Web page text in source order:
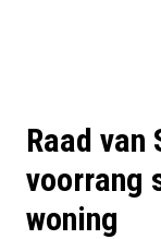
Raad
voorrang
woning